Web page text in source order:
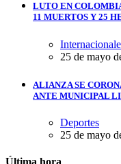
LUTO EN
11 MUERTOS Y 25
25 de mayo
ALIANZA SE
ANTE MUNICIPAL
Deportes
25 de mayo